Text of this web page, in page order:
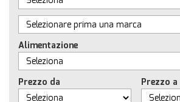
ACQUISTIAMO USATO
ASSISTENZA
CONTATTI
Alimentazione
Prezzo da Prezzo a